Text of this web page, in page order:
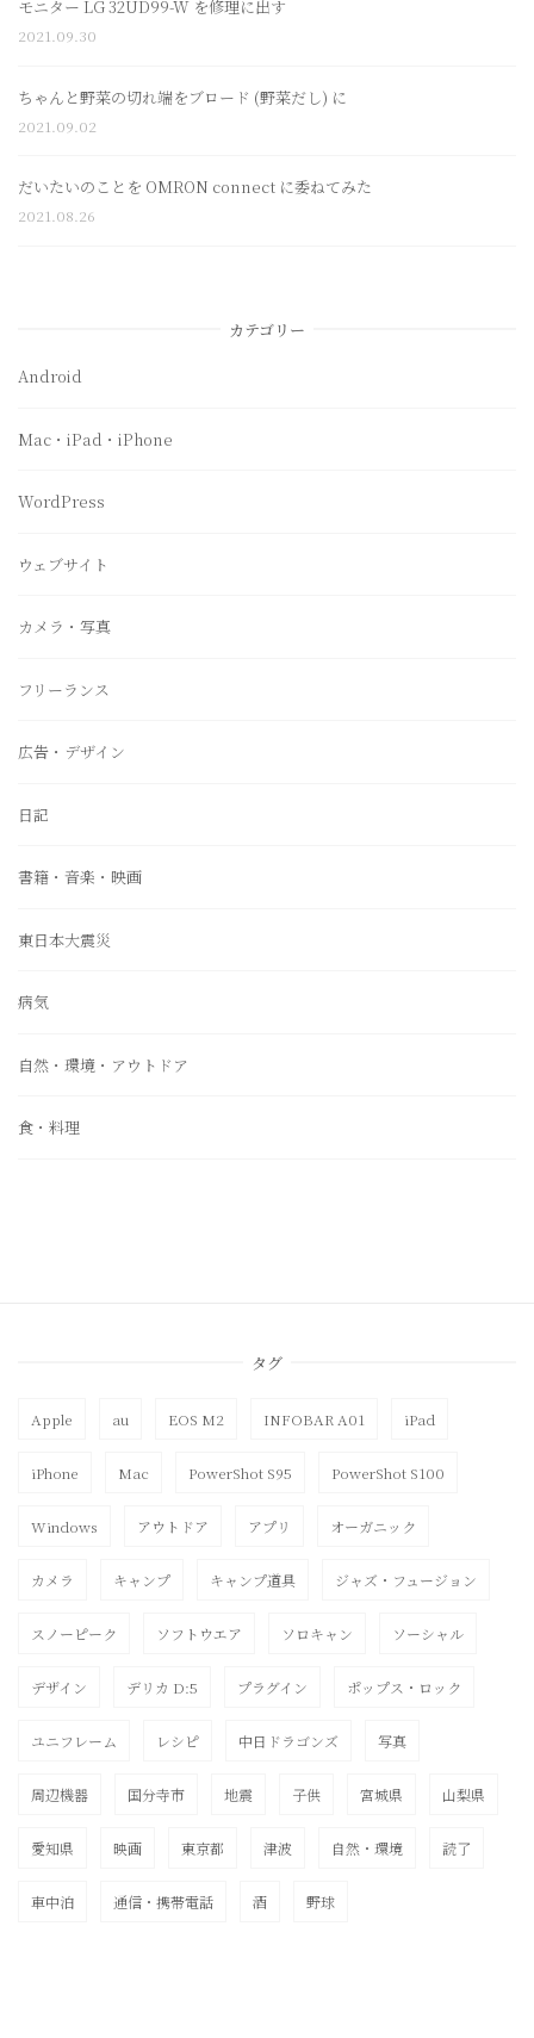
モニター LG 32UD99-W を修理に出す
2021.09.30
ちゃんと野菜の切れ端をブロード (野菜だし) に
2021.09.02
だいたいのことを OMRON connect に委ねてみた
2021.08.26
カテゴリー
Android
Mac・iPad・iPhone
WordPress
ウェブサイト
カメラ・写真
フリーランス
広告・デザイン
日記
書籍・音楽・映画
東日本大震災
病気
自然・環境・アウトドア
食・料理
タグ
Apple au EOS M2 INFOBAR A01 iPad
iPhone Mac PowerShot S95 PowerShot S100
Windows アウトドア アプリ オーガニック
カメラ キャンプ キャンプ道具 ジャズ・フュージョン
スノーピーク ソフトウエア ソロキャン ソーシャル
デザイン デリカ D:5 プラグイン ポップス・ロック
ユニフレーム レシピ 中日ドラゴンズ 写真
周辺機器 国分寺市 地震 子供 宮城県 山梨県
愛知県 映画 東京都 津波 自然・環境 読了
車中泊 通信・携帯電話 酒 野球